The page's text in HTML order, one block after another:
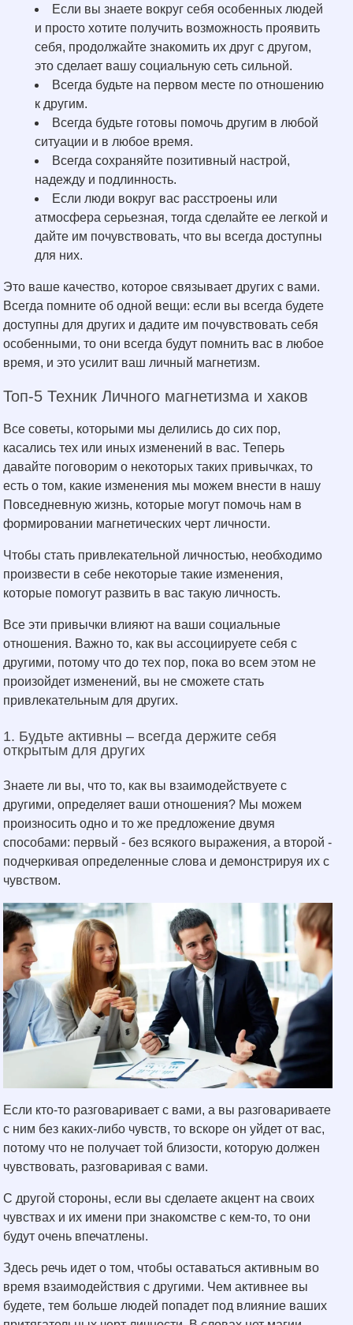
Если вы знаете вокруг себя особенных людей
и просто хотите получить возможность проявить
себя, продолжайте знакомить их друг с другом,
это сделает вашу социальную сеть сильной.
Всегда будьте на первом месте по отношению
к другим.
Всегда будьте готовы помочь другим в любой
ситуации и в любое время.
Всегда сохраняйте позитивный настрой,
надежду и подлинность.
Если люди вокруг вас расстроены или
атмосфера серьезная, тогда сделайте ее легкой и
дайте им почувствовать, что вы всегда доступны
для них.
Это ваше качество, которое связывает других с вами.
Всегда помните об одной вещи: если вы всегда будете
доступны для других и дадите им почувствовать себя
особенными, то они всегда будут помнить вас в любое
время, и это усилит ваш личный магнетизм.
Топ-5 Техник Личного магнетизма и хаков
Все советы, которыми мы делились до сих пор,
касались тех или иных изменений в вас. Теперь
давайте поговорим о некоторых таких привычках, то
есть о том, какие изменения мы можем внести в нашу
Повседневную жизнь, которые могут помочь нам в
формировании магнетических черт личности.
Чтобы стать привлекательной личностью, необходимо
произвести в себе некоторые такие изменения,
которые помогут развить в вас такую личность.
Все эти привычки влияют на ваши социальные
отношения. Важно то, как вы ассоциируете себя с
другими, потому что до тех пор, пока во всем этом не
произойдет изменений, вы не сможете стать
привлекательным для других.
1. Будьте активны – всегда держите себя
открытым для других
Знаете ли вы, что то, как вы взаимодействуете с
другими, определяет ваши отношения? Мы можем
произносить одно и то же предложение двумя
способами: первый - без всякого выражения, а второй -
подчеркивая определенные слова и демонстрируя их с
чувством.
Если кто-то разговаривает с вами, а вы разговариваете
с ним без каких-либо чувств, то вскоре он уйдет от вас,
потому что не получает той близости, которую должен
чувствовать, разговаривая с вами.
С другой стороны, если вы сделаете акцент на своих
чувствах и их имени при знакомстве с кем-то, то они
будут очень впечатлены.
Здесь речь идет о том, чтобы оставаться активным во
время взаимодействия с другими. Чем активнее вы
будете, тем больше людей попадет под влияние ваших